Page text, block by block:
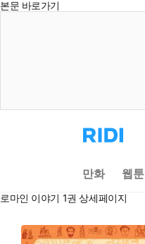
본문 바로가기
리
디
으
로
동
만화 웹툰
로마인 이야기 1권 상세페이지